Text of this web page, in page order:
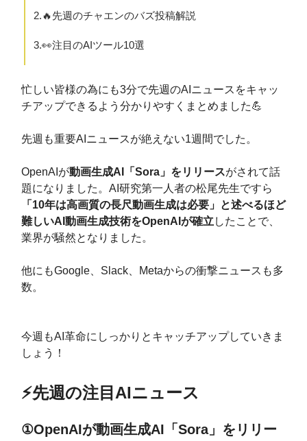
2.🔥先週のチャエンのバズ投稿解説
3.👀注目のAIツール10選
忙しい皆様の為にも3分で先週のAIニュースをキャッ
チアップできるよう分かりやすくまとめました💪
先週も重要AIニュースが絶えない1週間でした。
OpenAIが動画生成AI「Sora」をリリースがされて話
題になりました。AI研究第一人者の松尾先生ですら
「10年は高画質の長尺動画生成は必要」と述べるほど
難しいAI動画生成技術をOpenAIが確立 したことで、
業界が騒然となりました。
他にもGoogle、Slack、Metaからの衝撃ニュースも多
数。
今週もAI革命にしっかりとキャッチアップしていきま
しょう！
⚡️先週の注目AIニュース
①OpenAIが動画生成AI「Sora」をリリー